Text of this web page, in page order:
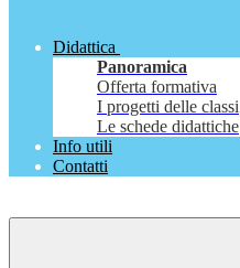
Didattica
Panoramica
Offerta formativa
I progetti delle classi
Le schede didattiche
Info utili
Contatti